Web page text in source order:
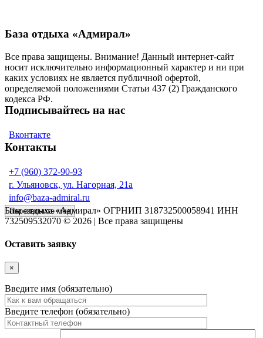
База отдыха «Адмирал»
Все права защищены. Внимание! Данный интернет-сайт
носит исключительно информационный характер и ни при
каких условиях не является публичной офертой,
определяемой положениями Статьи 437 (2) Гражданского
кодекса РФ.
Подписывайтесь на нас
Вконтакте
Контакты
+7 (960) 372-90-93
г. Ульяновск, ул. Нагорная, 21а
info@baza-admiral.ru
Перезвоните мне
База отдыха «Адмирал» ОГРНИП 318732500058941 ИНН
732509532070 © 2026 | Все права защищены
Оставить заявку
×
Введите имя (обязательно)
Введите телефон (обязательно)